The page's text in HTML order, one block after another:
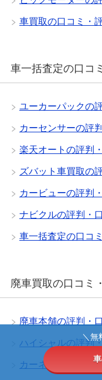
車買取の口コミ・
車一括査定の口コ
ユーカーパックの
カーセンサーの評
楽天オートの評判
ズバット車買取の
カービューの評判
ナビクルの評判・
車一括査定の口コ
廃車買取の口コミ
廃車本舗の評判・
ハイシャルの評判
カーネクストの評
＼無